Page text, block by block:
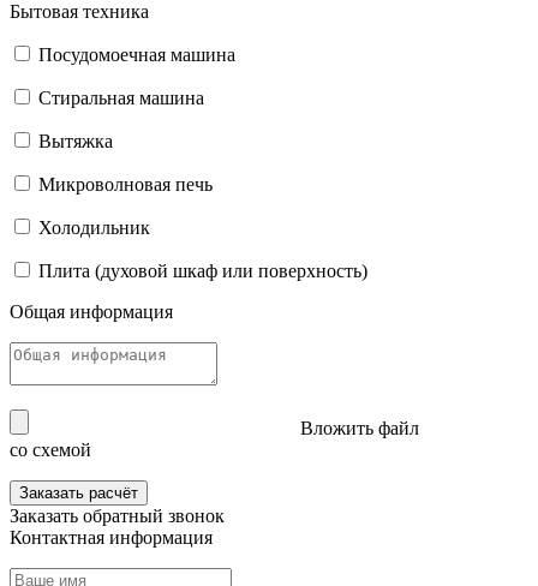
Бытовая техника
Посудомоечная машина
Стиральная машина
Вытяжка
Микроволновая печь
Холодильник
Плита (духовой шкаф или поверхность)
Общая информация
Вложить файл
со схемой
Заказать расчёт
Заказать обратный звонок
Контактная информация